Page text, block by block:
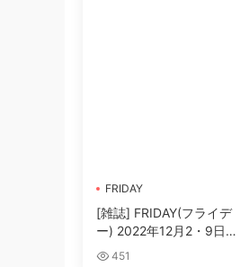
FRIDAY
[雑誌] FRIDAY(フライデ
ー) 2022年12月2・9日号
(田中美久 吉田莉桜 豊田ル
451